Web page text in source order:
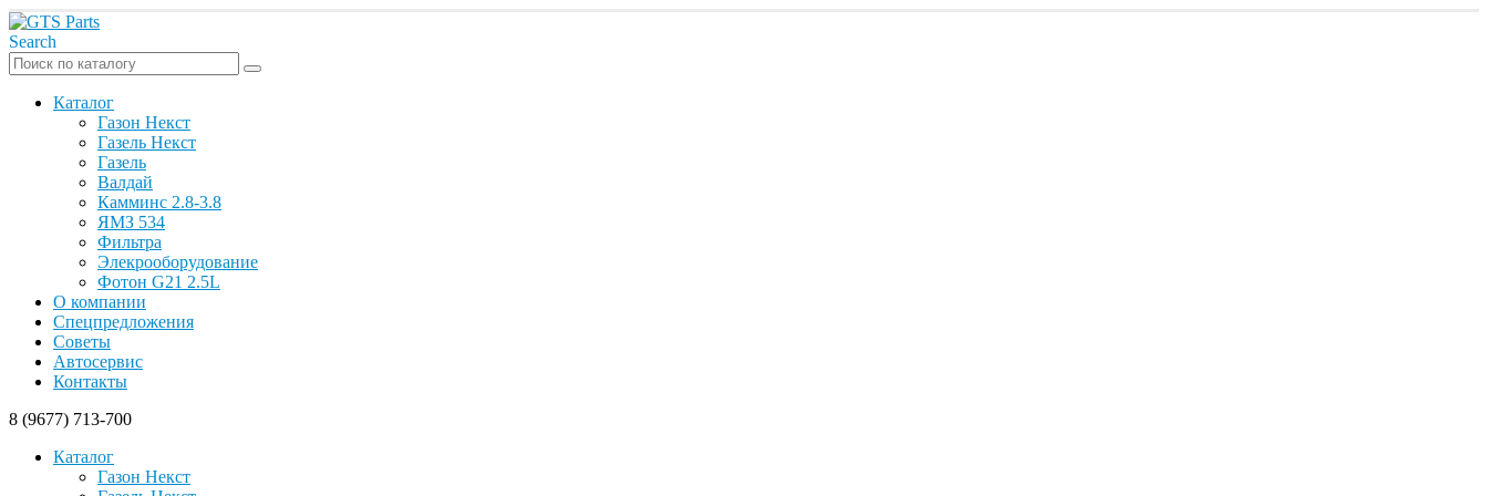
Search
Каталог
Газон Некст
Газель Некст
Газель
Валдай
Камминс 2.8-3.8
ЯМЗ 534
Фильтра
Элекрооборудование
Фотон G21 2.5L
О компании
Спецпредложения
Советы
Автосервис
Контакты
8 (9677) 713-700
Каталог
Газон Некст